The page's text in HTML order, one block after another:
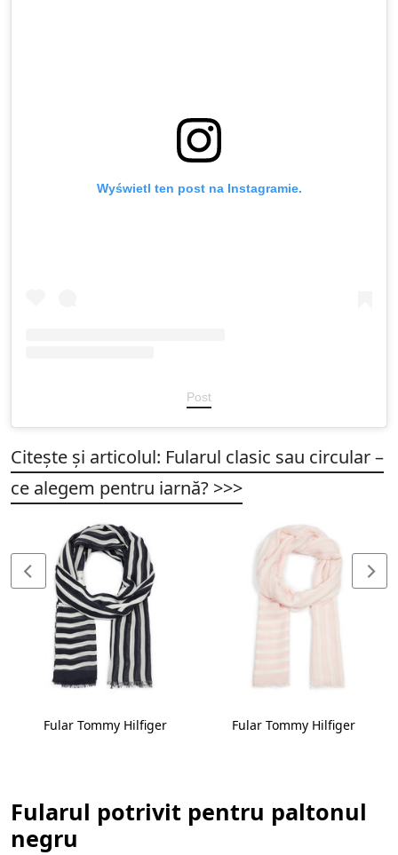
Wyświetl ten post na Instagramie.
Post
Citește și articolul: Fularul clasic sau circular –
ce alegem pentru iarnă? >>>
Fular Tommy Hilfiger Fular Tommy Hilfiger
Fularul potrivit pentru paltonul
negru